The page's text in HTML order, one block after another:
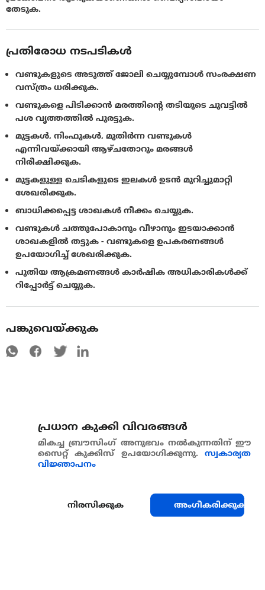
തേടുക.
പ്രതിരോധ നടപടികൾ
വണ്ടുകളുടെ അടുത്ത് ജോലി ചെയ്യുമ്പോൾ സംരക്ഷണ
വസ്ത്രം ധരിക്കുക.
വണ്ടുകളെ പിടിക്കാൻ മരത്തിന്റെ തടിയുടെ ചുവട്ടിൽ
പശ വൃത്തത്തിൽ പുരട്ടുക.
മുട്ടകൾ, നിംഫുകൾ, മുതിർന്ന വണ്ടുകൾ
എന്നിവയ്ക്കായി ആഴ്ചതോറും മരങ്ങൾ
നിരീക്ഷിക്കുക.
മുട്ടകളുള്ള ചെടികളുടെ ഇലകൾ ഉടൻ മുറിച്ചുമാറ്റി
ശേഖരിക്കുക.
ബാധിക്കപ്പെട്ട ശാഖകൾ നീക്കം ചെയ്യുക.
വണ്ടുകൾ ചത്തുപോകാനും വീഴാനും ഇടയാക്കാൻ
ശാഖകളിൽ തട്ടുക - വണ്ടുകളെ ഉപകരണങ്ങൾ
ഉപയോഗിച്ച് ശേഖരിക്കുക.
പുതിയ ആക്രമണങ്ങൾ കാർഷിക അധികാരികൾക്ക്
റിപ്പോർട്ട് ചെയ്യുക.
പങ്കുവെയ്ക്കുക
പ്രധാന കുക്കി വിവരങ്ങള്‍
മികച്ച ബ്രൗസിംഗ് അനുഭവം നൽകുന്നതിന് ഈ
സൈറ്റ് കുക്കിസ് ഉപയോഗിക്കുന്നു. സ്വകാര്യത
വിജ്ഞാപനം
നിരസിക്കുക അംഗീകരിക്കുക